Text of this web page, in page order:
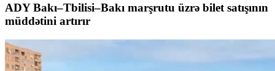
ADY Bakı–Tbilisi–Bakı marşrutu üzrə bilet satışının
müddətini artırır